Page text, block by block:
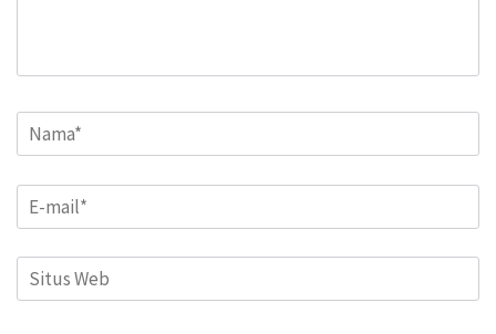
Name*
Email*
Situs
Web